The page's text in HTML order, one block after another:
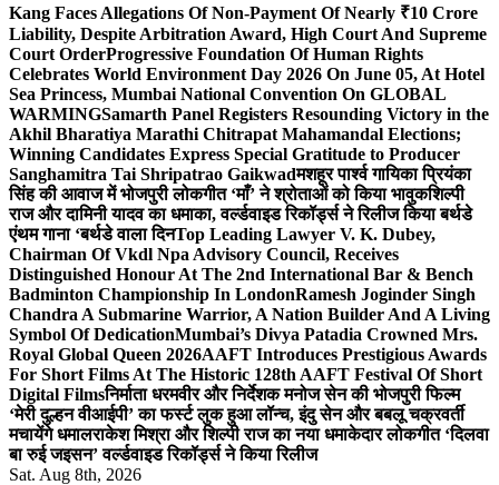
Kang Faces Allegations Of Non-Payment Of Nearly ₹10 Crore
Liability, Despite Arbitration Award, High Court And Supreme
Court OrderProgressive Foundation Of Human Rights
Celebrates World Environment Day 2026 On June 05, At Hotel
Sea Princess, Mumbai National Convention On GLOBAL
WARMINGSamarth Panel Registers Resounding Victory in the
Akhil Bharatiya Marathi Chitrapat Mahamandal Elections;
Winning Candidates Express Special Gratitude to Producer
Sanghamitra Tai Shripatrao Gaikwadमशहूर पार्श्व गायिका प्रियंका
सिंह की आवाज में भोजपुरी लोकगीत ‘माँ’ ने श्रोताओं को किया भावुकशिल्पी
राज और दामिनी यादव का धमाका, वर्ल्डवाइड रिकॉर्ड्स ने रिलीज किया बर्थडे
एंथम गाना ‘बर्थडे वाला दिनTop Leading Lawyer V. K. Dubey,
Chairman Of Vkdl Npa Advisory Council, Receives
Distinguished Honour At The 2nd International Bar & Bench
Badminton Championship In LondonRamesh Joginder Singh
Chandra A Submarine Warrior, A Nation Builder And A Living
Symbol Of DedicationMumbai’s Divya Patadia Crowned Mrs.
Royal Global Queen 2026AAFT Introduces Prestigious Awards
For Short Films At The Historic 128th AAFT Festival Of Short
Digital Filmsनिर्माता धरमवीर और निर्देशक मनोज सेन की भोजपुरी फिल्म
‘मेरी दुल्हन वीआईपी’ का फर्स्ट लुक हुआ लॉन्च, इंदु सेन और बबलू चक्रवर्ती
मचायेंगे धमालराकेश मिश्रा और शिल्पी राज का नया धमाकेदार लोकगीत ‘दिलवा
बा रुई जइसन’ वर्ल्डवाइड रिकॉर्ड्स ने किया रिलीज
Sat. Aug 8th, 2026